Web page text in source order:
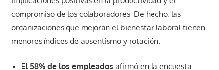
compromiso de los colaboradores. De hecho, las
organizaciones que mejoran el bienestar laboral tienen
menores índices de ausentismo y rotación.
El 58% de los empleados afirmó en la encuesta